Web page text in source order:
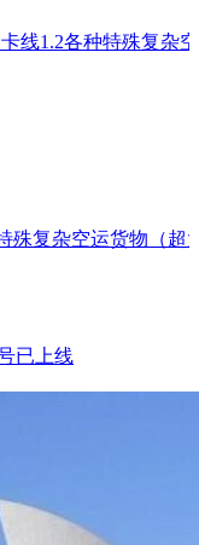
线1.2各种特殊复杂
殊复杂空运货物（
已上线